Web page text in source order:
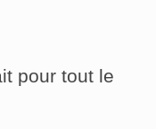
pour tout le